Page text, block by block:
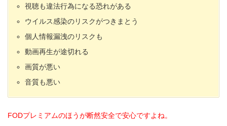
視聴も違法行為になる恐れがある
ウイルス感染のリスクがつきまとう
個人情報漏洩のリスクも
動画再生が途切れる
画質が悪い
音質も悪い
FODプレミアムのほうが断然安全で安心ですよね。